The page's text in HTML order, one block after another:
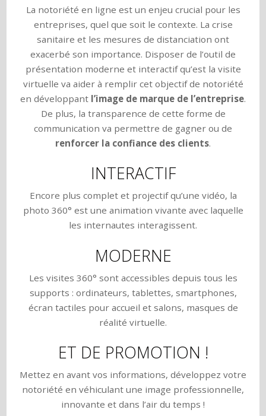
La notoriété en ligne est un enjeu crucial pour les
entreprises, quel que soit le contexte. La crise
sanitaire et les mesures de distanciation ont
exacerbé son importance. Disposer de l’outil de
présentation moderne et interactif qu’est la visite
virtuelle va aider à remplir cet objectif de notoriété
en développant l’image de marque de l’entreprise.
De plus, la transparence de cette forme de
communication va permettre de gagner ou de
renforcer la confiance des clients.
INTERACTIF
Encore plus complet et projectif qu’une vidéo, la
photo 360° est une animation vivante avec laquelle
les internautes interagissent.
MODERNE
Les visites 360° sont accessibles depuis tous les
supports : ordinateurs, tablettes, smartphones,
écran tactiles pour accueil et salons, masques de
réalité virtuelle.
ET DE PROMOTION !
Mettez en avant vos informations, développez votre
notoriété en véhiculant une image professionnelle,
innovante et dans l’air du temps !